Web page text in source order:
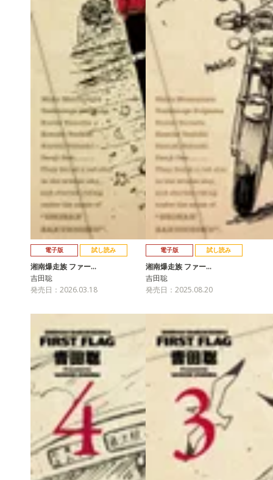
電子版 試し読み
湘南爆走族 ファー…
吉田聡
発売日：2026.03.18
電子版 試し読み
湘南爆走族 ファー…
吉田聡
発売日：2025.08.20